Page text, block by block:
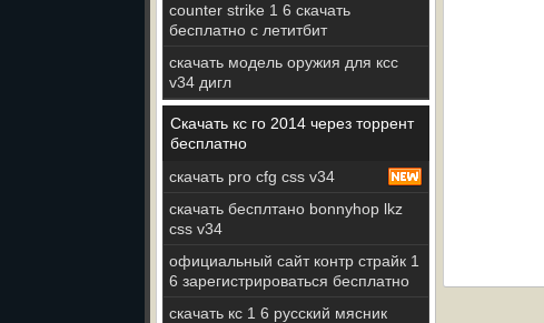
counter strike 1 6 скачать
бесплатно с летитбит
скачать модель оружия для ксс
v34 дигл
Скачать кс го 2014 через торрент
бесплатно
скачать pro cfg css v34
скачать бесплтано bonnyhop lkz
css v34
официальный сайт контр страйк 1
6 зарегистрироваться бесплатно
скачать кс 1 6 русский мясник